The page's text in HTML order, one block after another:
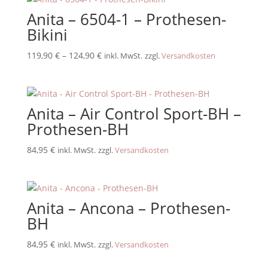
Anita – 6504-1 – Prothesen-
Bikini
119,90 €– 124,90 € inkl. MwSt. zzgl.Versandkosten
Anita – Air Control Sport-BH –
Prothesen-BH
84,95 € inkl. MwSt. zzgl.Versandkosten
Anita – Ancona – Prothesen-
BH
84,95 € inkl. MwSt. zzgl.Versandkosten